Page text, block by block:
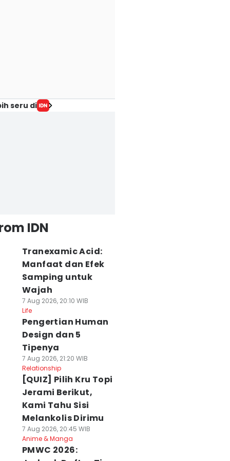
seru di
IDN
Tranexamic Acid:
Manfaat dan Efek
Samping untuk
Wajah
7 Aug 2026, 20:10 WIB
Life
Pengertian Human
Design dan 5
Tipenya
7 Aug 2026, 21:20 WIB
Relationship
[QUIZ] Pilih Kru Topi
Jerami Berikut,
Kami Tahu Sisi
Melankolis Dirimu
7 Aug 2026, 20:45 WIB
Anime & Manga
PMWC 2026: